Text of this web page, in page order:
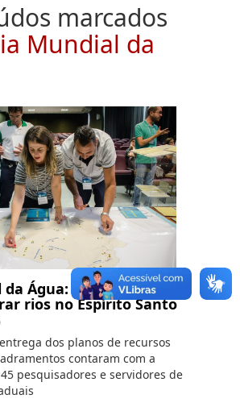
marcados
Mundial da
Água: colaboração
rios no Espírito Santo
dos planos de recursos
contaram com a
pesquisadores e servidores de